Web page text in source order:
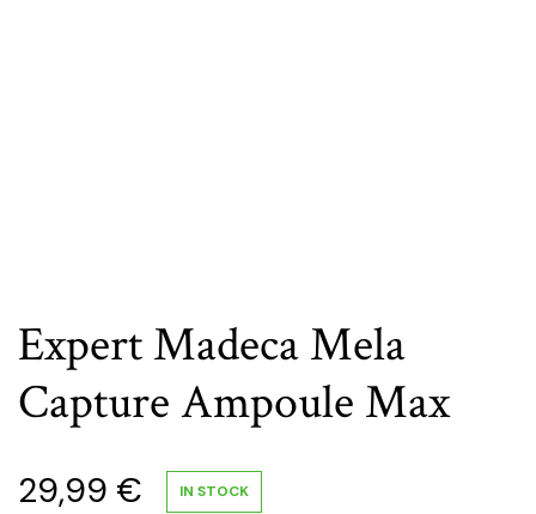
Expert Madeca Mela
Capture Ampoule Max
29,99 € IN STOCK